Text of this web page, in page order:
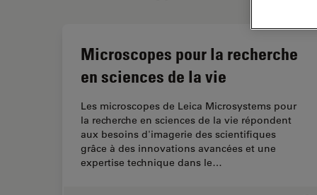
Microscopes pour la recherche
en sciences de la vie
Les microscopes de Leica Microsystems pour
la recherche en sciences de la vie répondent
aux besoins d'imagerie des scientifiques
grâce à des innovations avancées et une
expertise technique dans le…